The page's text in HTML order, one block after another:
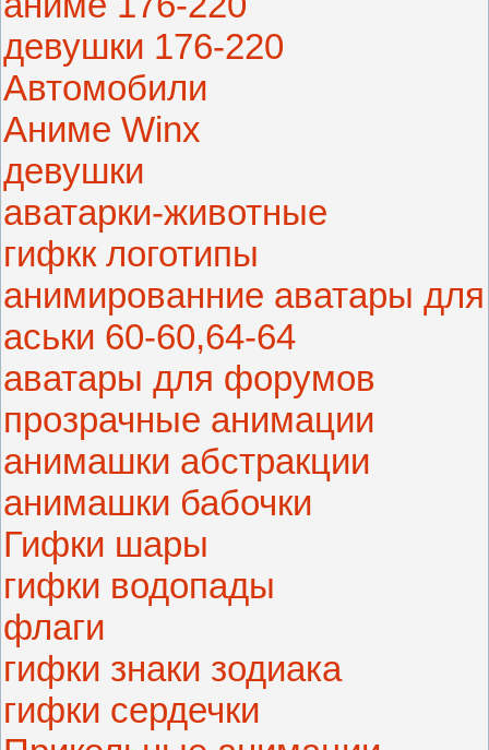
девушки 176-220
Автомобили
Аниме Winx
девушки
аватарки-животные
гифкк логотипы
анимированние аватары для
аськи 60-60,64-64
аватары для форумов
прозрачные анимации
анимашки абстракции
анимашки бабочки
Гифки шары
гифки водопады
флаги
гифки знаки зодиака
гифки сердечки